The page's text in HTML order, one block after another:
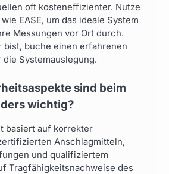
oft kosteneffizienter. Nutze
EASE, um das ideale System
Messungen vor Ort durch.
bist, buche einen erfahrenen
Systemauslegung.
sind beim
wichtig?
basiert auf korrekter
Anschlagmitteln,
und qualifiziertem
Tragfähigkeitsnachweise des